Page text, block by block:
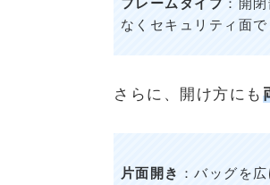
なくセキュリティ面
さらに、開け方にも
片面開き ：バッグを